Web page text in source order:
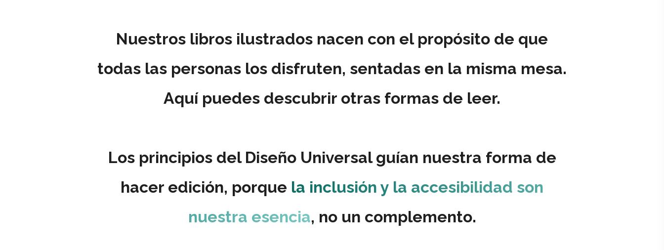
Nuestros libros ilustrados nacen con el propósito de que
todas las personas los disfruten, sentadas en la misma mesa.
Aquí puedes descubrir otras formas de leer.
Los principios del Diseño Universalguían nuestra forma de
hacer edición, porque la inclusión y la accesibilidad son
nuestra esencia, no un complemento.